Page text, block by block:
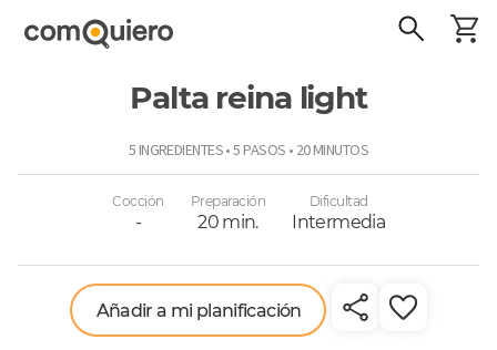
Palta reina light
5 INGREDIENTES • 5 PASOS • 20 MINUTOS
Cocción
-
Preparación
20 min.
Dificultad
Intermedia
Añadir a mi planificación